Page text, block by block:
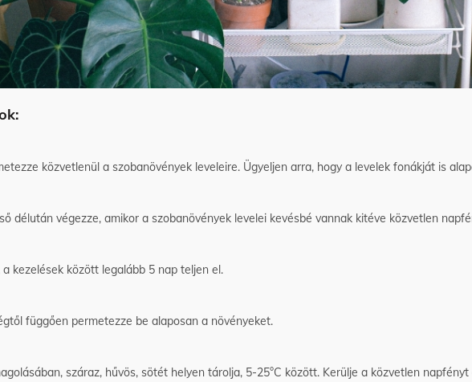
közvetlenül a szobanövények leveleire. Ügyeljen arra, hogy a levelek fonákját is
délután végezze, amikor a szobanövények levelei kevésbé vannak kitéve közvetlen
kezelések között legalább 5 nap teljen el.
függően permetezze be alaposan a növényeket.
száraz, hűvös, sötét helyen tárolja, 5-25°C között. Kerülje a közvetlen